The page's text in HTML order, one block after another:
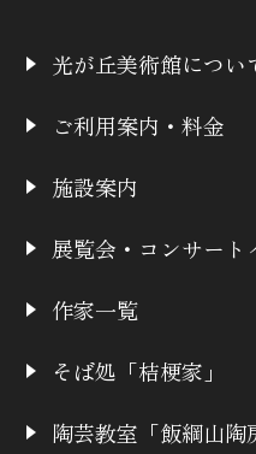
光が丘美術館につい
ご利用案内・料金
施設案内
展覧会・コンサート
作家一覧
そば処「桔梗家」
陶芸教室「飯綱山陶